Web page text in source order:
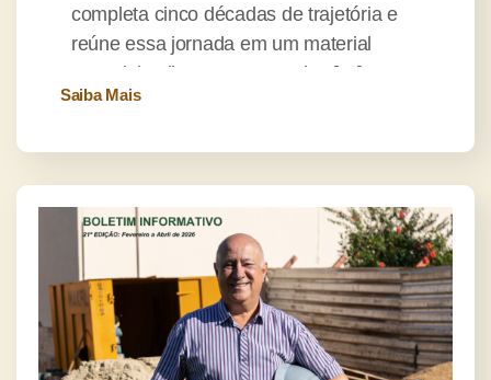
completa cinco décadas de trajetória e
reúne essa jornada em um material
especial: o livro comemorativo […]
Saiba Mais